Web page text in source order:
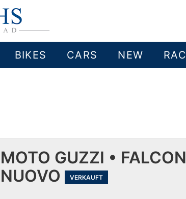
BIKES CARS NEW
MOTO GUZZI •
NUOVO
VERKAUFT